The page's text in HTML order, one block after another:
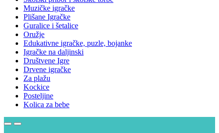
Muzičke igračke
Plišane Igračke
Guralice i šetalice
Oružje
Edukativne igračke, puzle, bojanke
Igračke na daljinski
Društvene Igre
Drvene igračke
Za plažu
Kockice
Posteljine
Kolica za bebe